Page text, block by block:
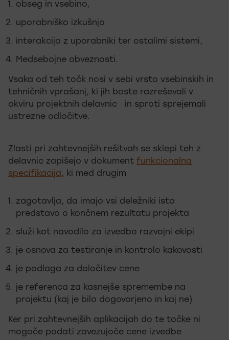
obseg in vsebino,
uporabniško izkušnjo
interakcijo z uporabniki ter ostalimi sistemi,
Medsebojne obveznosti.
Vsaka od teh točk nosi v sebi vrsto vsebinskih in
tehničnih vprašanj, ki jih boste razreševali v
okviru projektnih delavnic in sproti sprejemali
ustrezne odločitve.
Zlasti pri zahtevnejših rešitvah se sklepi teh z
delavnic zapišejo v dokument funkcionalna
specifikacija, ki med drugim
zagotavlja, da imajo vsi deležniki isto
predstavo o končnem rezultatu projekta
služi kot navodilo za izvedbo razvojni ekipi
je osnova za testiranje in kontrolo kakovosti
je podlaga za določitev cene
je referenca za kasnejše spremembe na
projektu (kaj je bilo dogovorjeno in kaj ne)
Ker pri zahtevnejših aplikacijah do te točke ni
mogoče podati zavezujoče cene izvedbe